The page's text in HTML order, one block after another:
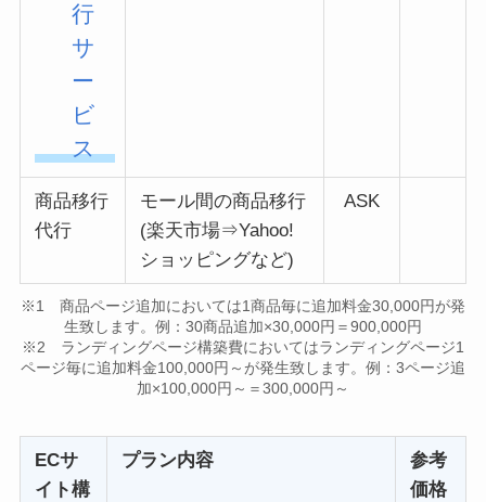
行
サ
ー
ビ
ス
商品移行
代行
モール間の商品移行
(楽天市場⇒Yahoo!
ショッピングなど)
ASK
※1 商品ページ追加においては1商品毎に追加料金30,000円が発
生致します。例：30商品追加×30,000円＝900,000円
※2 ランディングページ構築費においてはランディングページ1
ページ毎に追加料金100,000円～が発生致します。例：3ページ追
加×100,000円～＝300,000円～
ECサ
イト構
プラン内容
参考
価格